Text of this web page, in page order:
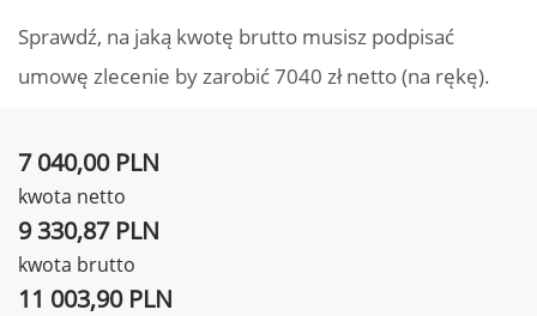
Sprawdź, na jaką kwotę brutto musisz podpisać
umowę zlecenie by zarobić 7040 zł netto (na rękę).
7 040,00 PLN
kwota netto
9 330,87 PLN
kwota brutto
11 003,90 PLN